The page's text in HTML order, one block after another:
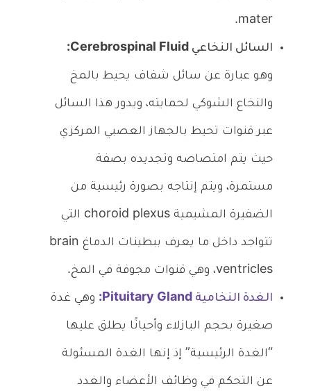
mater.
السائل النخاعي Cerebrospinal Fluid:
وهو عبارة عن سائل شفاف يحيط بالمخ
والنخاع الشوكي لحمايته، ويدور هذا السائل
عبر قنوات تحيط بالجهاز العصبي المركزي
حيث يتم امتصاصه وتجديده بصفة
مستمرة، ويتم إنتاجه بصورة رئيسية من
الضفيرة المشيمية choroid plexus التي
تتواجد داخل ما يعرف ببطينات الدماغ brain
ventricles، وهي قنوات مجوفة في المخ.
الغدة النخامية Pituitary Gland: وهي غدة
صغيرة بحجم البازلاء وأحيانًا يطلق عليها
“الغدة الرئيسية” إذ إنها الغدة المسئولة
عن التحكم في وظائف الأعضاء والغدد